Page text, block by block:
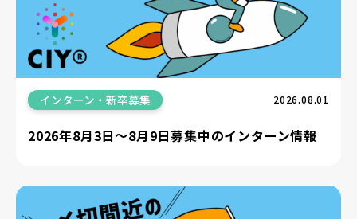
インターン・新卒募集 2026.08.01
2026年8月3日〜8月9日募集中のインターン情報